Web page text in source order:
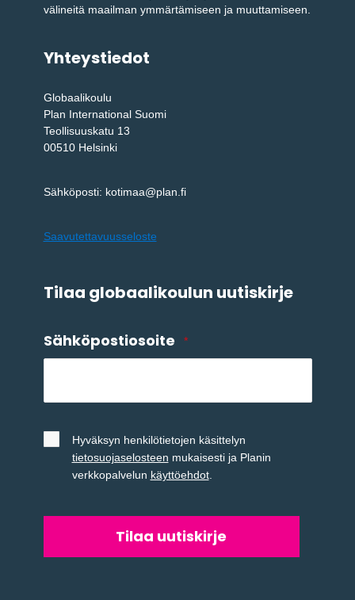
välineitä maailman ymmärtämiseen ja muuttamiseen.
Yhteystiedot
Globaalikoulu
Plan International Suomi
Teollisuuskatu 13
00510 Helsinki
Sähköposti: kotimaa@plan.fi
Saavutettavuusseloste
Tilaa globaalikoulun uutiskirje
Sähköpostiosoite *
Untitled
Hyväksyn henkilötietojen käsittelyn
tietosuojaselosteen mukaisesti ja Planin
verkkopalvelun käyttöehdot.